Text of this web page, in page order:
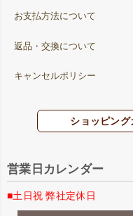
お支払方法について
返品・交換について
キャンセルポリシー
ショッピン
営業日カレンダー
■土日祝 弊社定休日